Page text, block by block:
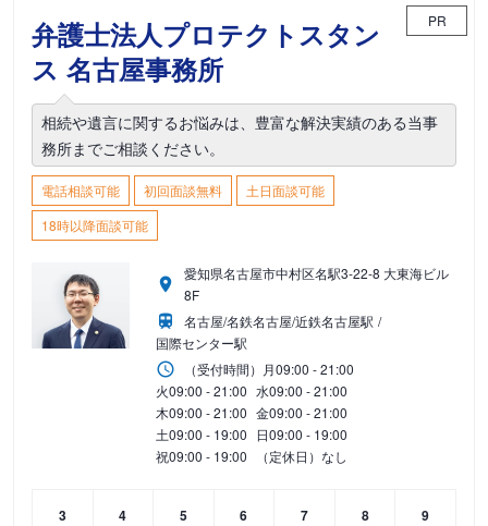
弁護士法人プロテクトスタン
ス 名古屋事務所
PR
相続や遺言に関するお悩みは、豊富な解決実績のある当事
務所までご相談ください。
電話相談可能 初回面談無料
土日面談可能
18時以降面談可能
愛知県名古屋市中村区名駅3-22-8 大東海ビル
8F
名古屋/名鉄名古屋/近鉄名古屋駅
国際センター駅
（受付時間） 月09:00 - 21:00
火09:00 - 21:00 水09:00 - 21:00
木09:00 - 21:00 金09:00 - 21:00
土09:00 - 19:00 日09:00 - 19:00
祝09:00 - 19:00 （定休日）なし
3
4
5
6
7
8
9